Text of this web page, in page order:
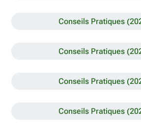
Conseils Pratiques
Conseils Pratiques
Conseils Pratiques
Conseils Pratiques